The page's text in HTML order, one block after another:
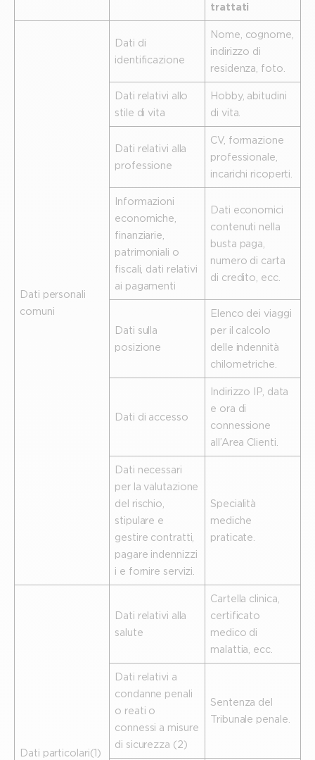
trattati
Dati personali
comuni
Dati di
identificazione
Nome, cognome,
indirizzo di
residenza, foto.
Dati relativi allo
stile di vita
Hobby, abitudini
di vita.
Dati relativi alla
professione
CV, formazione
professionale,
incarichi ricoperti.
Informazioni
economiche,
finanziarie,
patrimoniali o
fiscali, dati relativi
ai pagamenti
Dati economici
contenuti nella
busta paga,
numero di carta
di credito, ecc.
Dati sulla
posizione
Elenco dei viaggi
per il calcolo
delle indennità
chilometriche.
Dati di accesso
Indirizzo IP, data
e ora di
connessione
all’Area Clienti.
Dati necessari
per la valutazione
del rischio,
stipulare e
gestire contratti,
pagare indennizzi
i e fornire servizi.
Specialità
mediche
praticate.
Dati particolari(1)
Dati relativi alla
salute
Cartella clinica,
certificato
medico di
malattia, ecc.
Dati relativi a
condanne penali
o reati o
connessi a misure
di sicurezza (2)
Sentenza del
Tribunale penale.